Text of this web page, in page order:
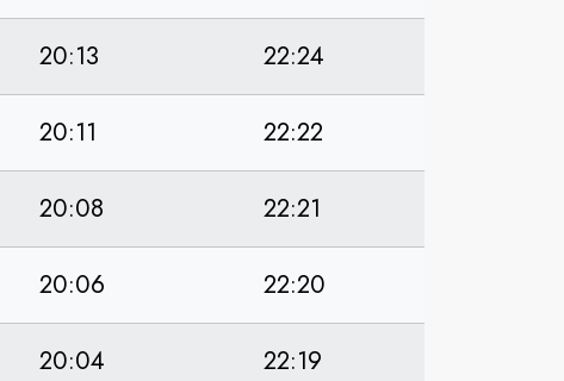
20:13 22:24
20:11 22:22
20:08 22:21
20:06 22:20
20:04 22:19